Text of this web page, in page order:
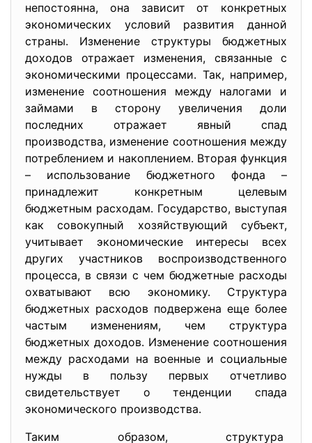
непостоянна, она зависит от конкретных
экономических условий развития данной
страны. Изменение структуры бюджетных
доходов отражает изменения, связанные с
экономическими процессами. Так, например,
изменение соотношения между налогами и
займами в сторону увеличения доли
последних отражает явный спад
производства, изменение соотношения между
потреблением и накоплением. Вторая функция
– использование бюджетного фонда –
принадлежит конкретным целевым
бюджетным расходам. Государство, выступая
как совокупный хозяйствующий субъект,
учитывает экономические интересы всех
других участников воспроизводственного
процесса, в связи с чем бюджетные расходы
охватывают всю экономику. Структура
бюджетных расходов подвержена еще более
частым изменениям, чем структура
бюджетных доходов. Изменение соотношения
между расходами на военные и социальные
нужды в пользу первых отчетливо
свидетельствует о тенденции спада
экономического производства.
Таким образом, структура